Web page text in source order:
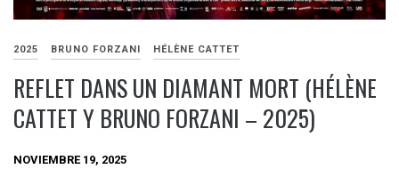
2025 BRUNO FORZANI HÉLÈNE CATTET
REFLET DANS UN DIAMANT MORT (HÉLÈNE
CATTET Y BRUNO FORZANI – 2025)
NOVIEMBRE 19, 2025